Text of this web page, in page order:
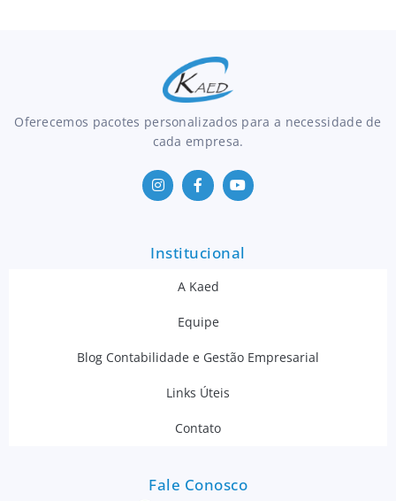
Oferecemos pacotes personalizados para a necessidade de
cada empresa.
Institucional
A Kaed
Equipe
Blog Contabilidade e Gestão Empresarial
Links Úteis
Contato
Fale Conosco